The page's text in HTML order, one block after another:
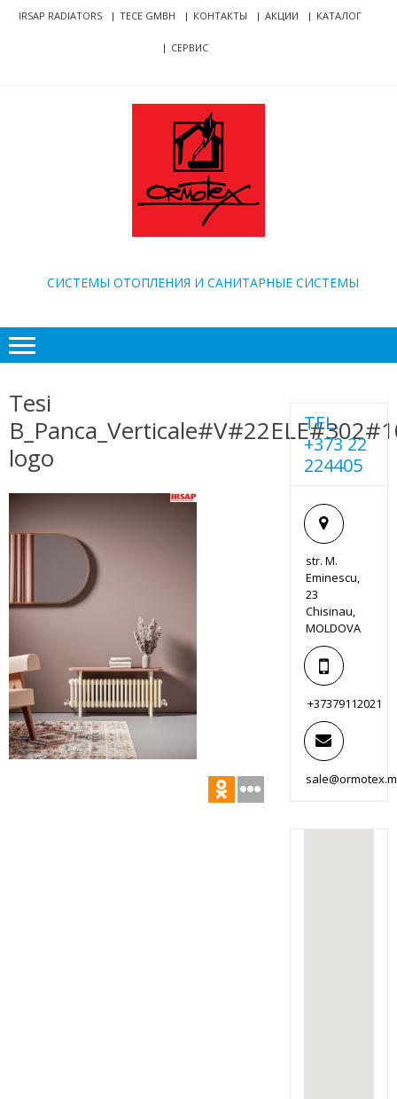
Skip
SkipIRSAP RADIATORS TECE GMBH КОНТАКТЫ АКЦИИ КАТАЛОГ
СЕРВИС
CИСТЕМЫ ОТОПЛЕНИЯ И САНИТАРНЫЕ СИСТЕМЫ
Tesi
logo
TEL.
+373 22
224405
str. M.
Eminescu,
23
Chisinau,
MOLDOVA
+37379112021